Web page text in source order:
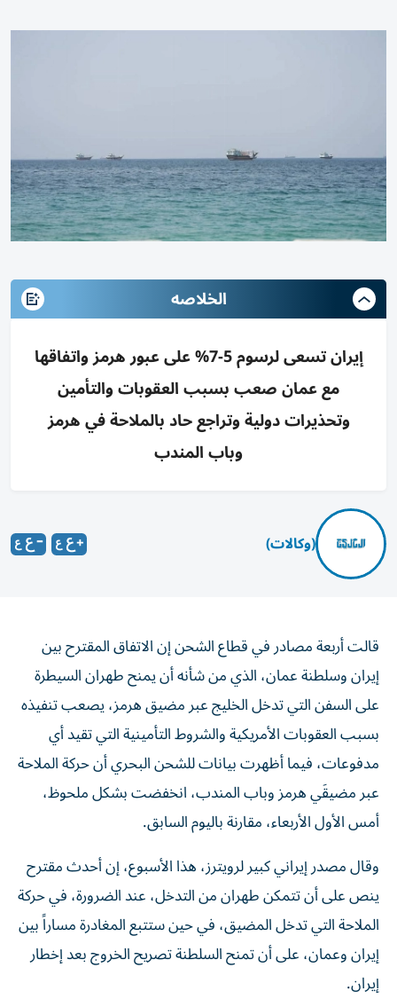
الخلاصه
إيران تسعى لرسوم 5-7% على عبور هرمز واتفاقها
مع عمان صعب بسبب العقوبات والتأمين
وتحذيرات دولية وتراجع حاد بالملاحة في هرمز
وباب المندب
(وكالات)
قالت أربعة مصادر في قطاع الشحن إن الاتفاق المقترح بين
إيران وسلطنة عمان، الذي من ‌شأنه أن يمنح طهران السيطرة
على السفن التي تدخل الخليج عبر ​مضيق هرمز، يصعب تنفيذه
بسبب العقوبات الأمريكية والشروط التأمينية ‌التي تقيد أي
مدفوعات، فيما أظهرت بيانات للشحن البحري أن حركة الملاحة
عبر مضيقَي هرمز وباب المندب، انخفضت بشكل ملحوظ، ​
أمس الأول الأربعاء، مقارنة باليوم السابق.
وقال مصدر إيراني كبير لرويترز، هذا الأسبوع، إن أحدث مقترح
ينص على أن تتمكن طهران من التدخل، عند الضرورة، في حركة
الملاحة التي تدخل المضيق، ​في حين ستتبع المغادرة مساراً بين
إيران وعمان، على ‌أن تمنح السلطنة تصريح الخروج بعد إخطار
إيران.